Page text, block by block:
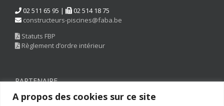
A propos des cookies sur ce site
02 511 65 95 |
02 514 18 75
constructeurs-piscines@faba.be
Statuts FBP
Règlement d’ordre intérieur
PARTENAIRE